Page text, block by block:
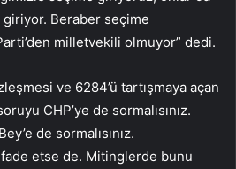
Beraber seçime
milletvekili olmuyor” dedi.
ve 6284’ü tartışmaya açan
CHP’ye de sormalısınız.
de sormalısınız.
etse de. Mitinglerde bunu